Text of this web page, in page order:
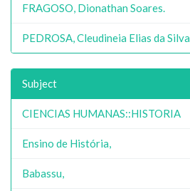
FRAGOSO, Dionathan Soares.
PEDROSA, Cleudineia Elias da Silva
Subject
CIENCIAS HUMANAS::HISTORIA
Ensino de História,
Babassu,